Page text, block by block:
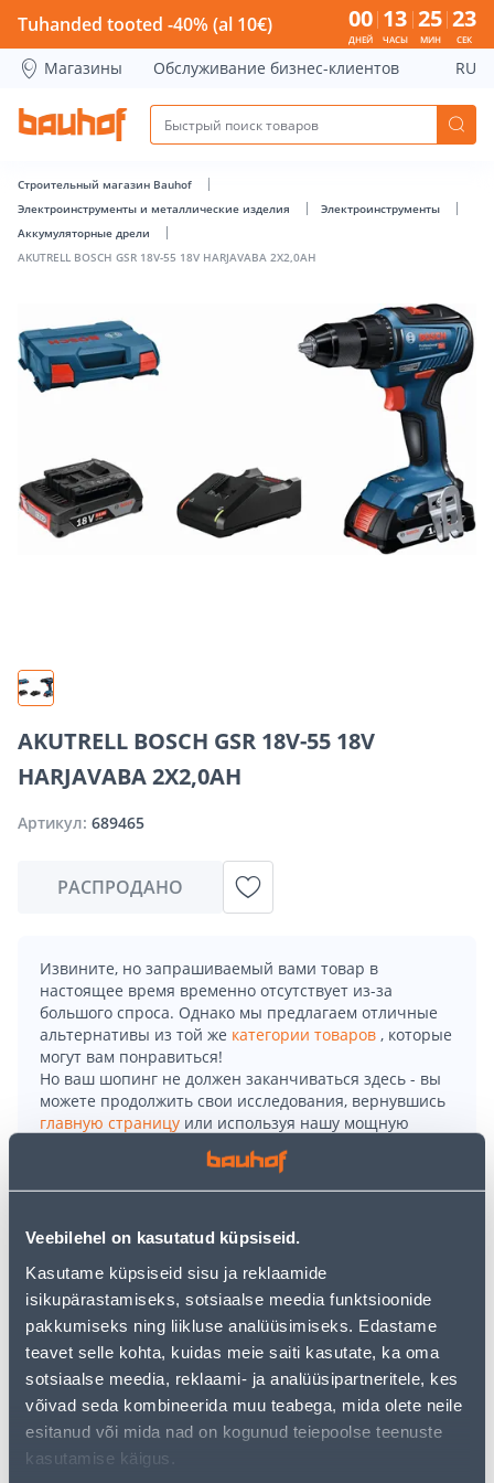
Veebilehel on kasutatud küpsiseid.
Kasutame küpsiseid sisu ja reklaamide
isikupärastamiseks, sotsiaalse meedia funktsioonide
pakkumiseks ning liikluse analüüsimiseks. Edastame
teavet selle kohta, kuidas meie saiti kasutate, ka oma
sotsiaalse meedia, reklaami- ja analüüsipartneritele, kes
võivad seda kombineerida muu teabega, mida olete neile
esitanud või mida nad on kogunud teiepoolse teenuste
kasutamise käigus.
AKUTRELL BOSCH GSR 18V-55 18V HARJAVABA 2X2,0AH -
Tuhanded tooted -40% (al 10€) 00
ДНЕЙ
13
ЧАСЫ
25
МИН
22
СЕК
Магазины Обслуживание бизнес-клиентов RU
Строительный магазин Bauhof
Электроинструменты и металлические изделия
Электроинструменты
Аккумуляторные дрели
AKUTRELL BOSCH GSR 18V-55 18V HARJAVABA 2X2,0AH
AKUTRELL BOSCH GSR 18V-55 18V
HARJAVABA 2X2,0AH
Артикул: 689465
РАСПРОДАНО
Извините, но запрашиваемый вами товар в
настоящее время временно отсутствует из-за
большого спроса. Однако мы предлагаем отличные
альтернативы из той же категории товаров , которые
могут вам понравиться!
Но ваш шопинг не должен заканчиваться здесь - вы
можете продолжить свои исследования, вернувшись
главную страницу или используя нашу мощную
варианты. Удачных покупок!
• Võimas harjavaba mootoriga 18 V puurtrell-
kruvikeeraja.
• Mõeldud kuni 35 mm avade puurimiseks puitu, kuni
13 mm avade puurimiseks terasesse, kuni 10 mm
läbimõõduga kruvide keeramiseks.
• 2,0Ah akude ja laadijaga L Boxx kohvris.
• 14-päevane tagastusõigus.
Доставка невозможна